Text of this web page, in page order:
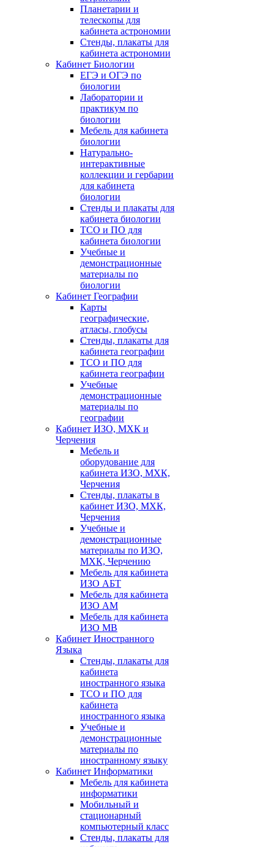
Планетарии и
телескопы для
кабинета астрономии
Стенды, плакаты для
кабинета астрономии
Кабинет Биологии
ЕГЭ и ОГЭ по
биологии
Лаборатории и
практикум по
биологии
Мебель для кабинета
биологии
Натурально-
интерактивные
коллекции и гербарии
для кабинета
биологии
Стенды и плакаты для
кабинета биологии
ТСО и ПО для
кабинета биологии
Учебные и
демонстрационные
материалы по
биологии
Кабинет Географии
Карты
географические,
атласы, глобусы
Стенды, плакаты для
кабинета географии
ТСО и ПО для
кабинета географии
Учебные
демонстрационные
материалы по
географии
Кабинет ИЗО, МХК и
Черчения
Мебель и
оборудование для
кабинета ИЗО, МХК,
Черчения
Стенды, плакаты в
кабинет ИЗО, МХК,
Черчения
Учебные и
демонстрационные
материалы по ИЗО,
МХК, Черчению
Мебель для кабинета
ИЗО АБТ
Мебель для кабинета
ИЗО АМ
Мебель для кабинета
ИЗО МВ
Кабинет Иностранного
Языка
Стенды, плакаты для
кабинета
иностранного языка
ТСО и ПО для
кабинета
иностранного языка
Учебные и
демонстрационные
материалы по
иностранному языку
Кабинет Информатики
Мебель для кабинета
информатики
Мобильный и
стационарный
компьютерный класс
Стенды, плакаты для